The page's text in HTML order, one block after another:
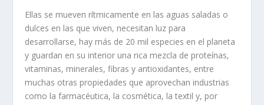
Ellas se mueven rítmicamente en las aguas saladas o
dulces en las que viven, necesitan luz para
desarrollarse, hay más de 20 mil especies en el planeta
y guardan en su interior una rica mezcla de proteínas,
vitaminas, minerales, fibras y antioxidantes, entre
muchas otras propiedades que aprovechan industrias
como la farmacéutica, la cosmética, la textil y, por